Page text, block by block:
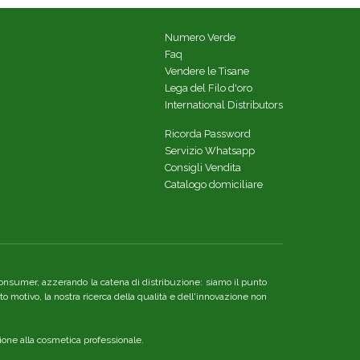
Numero Verde
Faq
Vendere le Tisane
Lega del Filo d'oro
International Distributors
Ricorda Password
Servizio Whatsapp
Consigli Vendita
Catalogo domiciliare
azzerando la catena di distribuzione: siamo il punto
motivo, la nostra ricerca della qualità e dell'innovazione non
alla cosmetica professionale.